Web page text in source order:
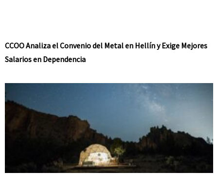
CCOO Analiza el Convenio del Metal en Hellín y Exige Mejores
Salarios en Dependencia